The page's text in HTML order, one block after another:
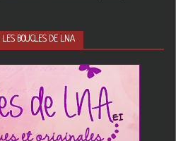
BOUCLES DE LNA